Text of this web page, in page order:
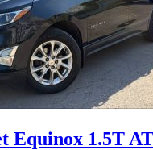
Equinox 1.5T